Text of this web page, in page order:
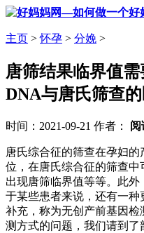
主页 >怀孕 > 分娩 >
唐筛结果临界值
DNA与唐氏筛查
时间：2021-09-21 作者： 阅
唐氏综合征的筛查在孕妇
位，在唐氏综合征的筛查
出现唐筛临界值等等。此
于某些患者来说，还有一
补充，称为无创产前基因
测方式的问题，我们请到